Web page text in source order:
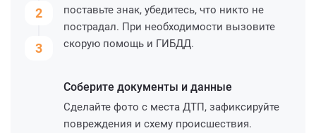
2
3
поставьте знак, убедитесь, что никто не
пострадал. При необходимости вызовите
скорую помощь и ГИБДД.
Соберите документы и данные
Сделайте фото с места ДТП, зафиксируйте
повреждения и схему происшествия.